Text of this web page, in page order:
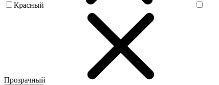
Красный
Прозрачный